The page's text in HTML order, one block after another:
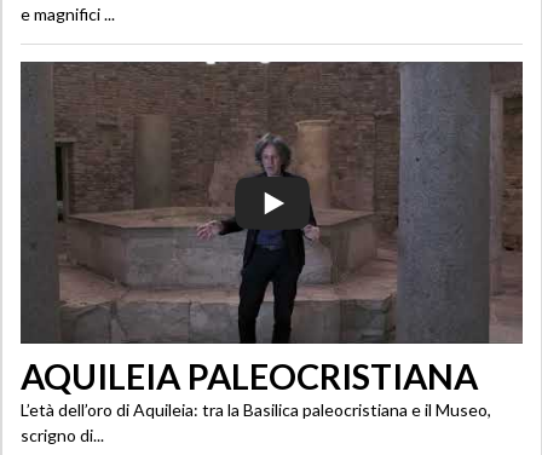
e magnifici ...
AQUILEIA PALEOCRISTIANA
L’età dell’oro di Aquileia: tra la Basilica paleocristiana e il Museo,
scrigno di...